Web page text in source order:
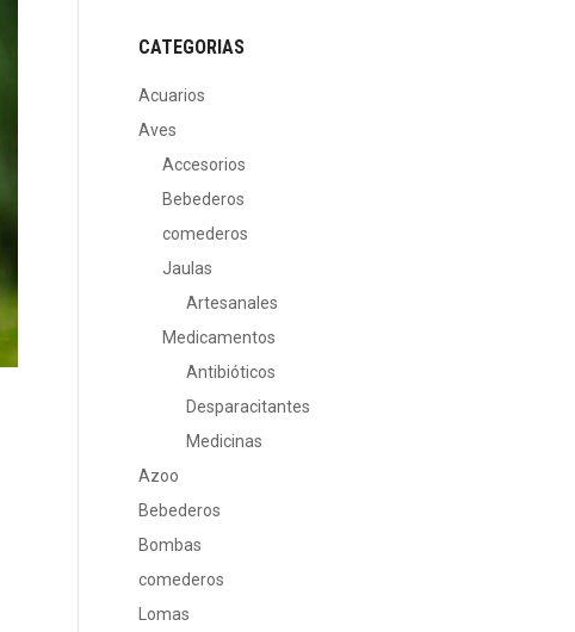
CATEGORIAS
Acuarios
Aves
Accesorios
Bebederos
comederos
Jaulas
Artesanales
Medicamentos
Antibióticos
Desparacitantes
Medicinas
Azoo
Bebederos
Bombas
comederos
Lomas